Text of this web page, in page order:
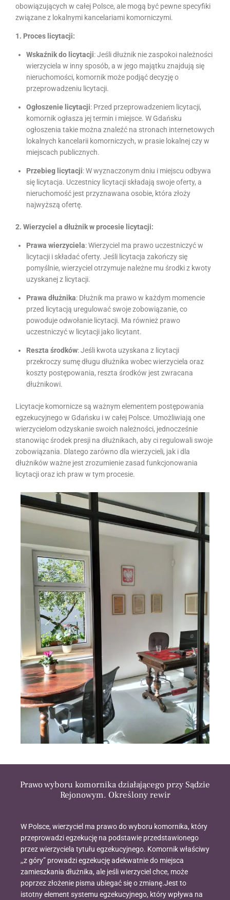
obowiązujących w całej Polsce, ale mogą być pewne specyfiki
związane z lokalnymi kancelariami komorniczymi.
1. Proces licytacji:
Wskaźnik do licytacji: Jeśli dłużnik nie zaspokoi należności
wierzyciela w inny sposób, a w jego majątku znajdują się
nieruchomości, komornik może podjąć decyzję o
przeprowadzeniu licytacji.
Ogłoszenie licytacji: Przed przeprowadzeniem licytacji,
komornik ogłasza jej termin i miejsce. W Gdańsku
ogłoszenia takie można znaleźć na stronach internetowych
lokalnych kancelarii komorniczych, w prasie lokalnej czy w
miejscach publicznych.
Przebieg licytacji: W wyznaczonym dniu i miejscu odbywa
się licytacja. Uczestnicy licytacji składają swoje oferty, a
nieruchomość jest przyznawana osobie, która złoży
najwyższą ofertę.
2. Wierzyciel a dłużnik w procesie licytacji:
Prawa wierzyciela: Wierzyciel ma prawo uczestniczyć w
licytacji i składać oferty. Jeśli licytacja zakończy się
pomyślnie, wierzyciel otrzymuje należne mu środki z kwoty
uzyskanej z licytacji.
Prawa dłużnika: Dłużnik ma prawo w każdym momencie
przed licytacją uregulować swoje zobowiązanie, co
powoduje odwołanie licytacji. Ma również prawo
uczestniczyć w licytacji jako licytant.
Reszta środków: Jeśli kwota uzyskana z licytacji
przekroczy sumę długu dłużnika wobec wierzyciela oraz
koszty postępowania, reszta środków jest zwracana
dłużnikowi.
Licytacje komornicze są ważnym elementem postępowania
egzekucyjnego w Gdańsku i w całej Polsce. Umożliwiają one
wierzycielom odzyskanie swoich należności, jednocześnie
stanowiąc środek presji na dłużnikach, aby ci regulowali swoje
zobowiązania. Dlatego zarówno dla wierzycieli, jak i dla
dłużników ważne jest zrozumienie zasad funkcjonowania
licytacji oraz ich praw w tym procesie.
Prawo wyboru komornika działającego przy Sądzie
Rejonowym. Określony rewir
W Polsce, wierzyciel ma prawo do wyboru komornika, który
przeprowadzi egzekucję na podstawie przedstawionego
przez wierzyciela tytułu egzekucyjnego. Komornik właściwy
,,z góry” prowadzi egzekucję adekwatnie do miejsca
zamieszkania dłużnika, ale jeśli wierzyciel chce, może
poprzez złożenie pisma ubiegać się o zmianę.Jest to
istotny element systemu egzekucyjnego, który wpływa na